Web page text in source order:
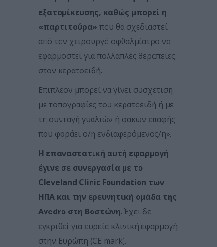
εξατομίκευσης, καθώς μπορεί η
«παρτιτούρα» που θα σχεδιαστεί
από τον χειρουργό οφθαλμίατρο να
εφαρμοστεί για πολλαπλές θεραπείες
στον κερατοειδή.
Επιπλέον μπορεί να γίνει συσχέτιση
με τοπογραφίες του κερατοειδή ή με
τη συνταγή γυαλιών ή φακών επαφής
που φοράει ο/η ενδιαφερόμενος/η».
Η επαναστατική αυτή εφαρμογή
έγινε σε συνεργασία με το
Cleveland Clinic Foundation των
ΗΠΑ και την ερευνητική ομάδα της
Avedro στη Βοστώνη. Έχει δε
εγκριθεί για ευρεία κλινική εφαρμογή
στην Ευρώπη (CE mark).